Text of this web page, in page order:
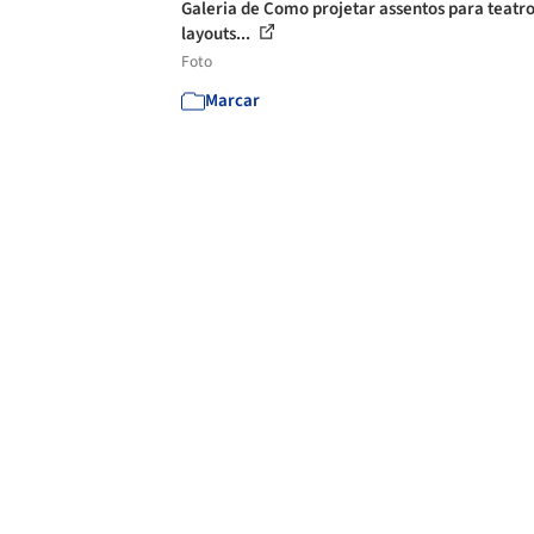
Galeria de Como projetar assentos para
layouts...
Foto
Marcar